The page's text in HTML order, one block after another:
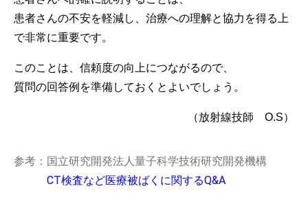
患者さんの不安を軽減し、治療への理解と協力を得る上
で非常に重要です。
このことは、信頼度の向上につながるので、
質問の回答例を準備しておくとよいでしょう。
（放射線技師 O.S）
参考：国立研究開発法人量子科学技術研究開発機構
CT検査など医療被ばくに関するQ&A